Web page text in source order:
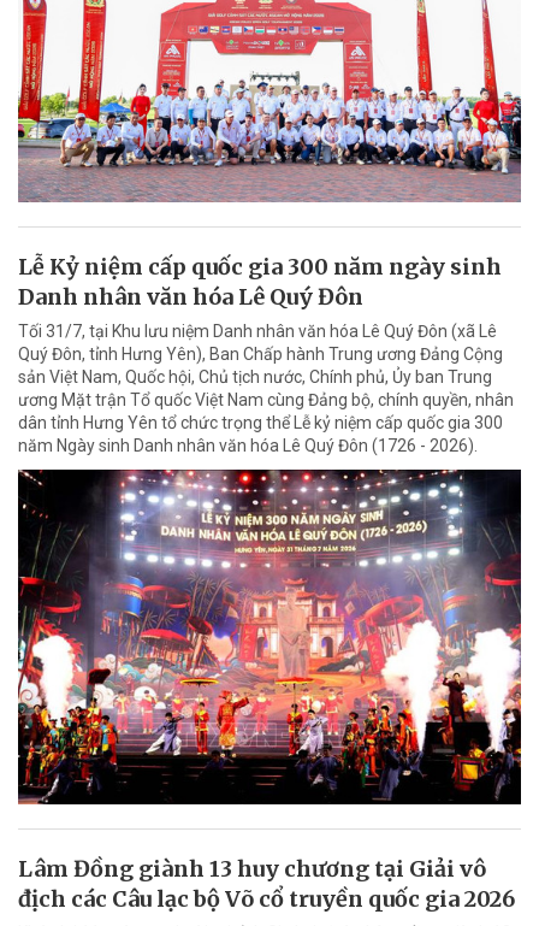
Lễ Kỷ niệm cấp quốc gia 300 năm ngày sinh
Danh nhân văn hóa Lê Quý Đôn
Tối 31/7, tại Khu lưu niệm Danh nhân văn hóa Lê Quý Đôn (xã Lê
Quý Đôn, tỉnh Hưng Yên), Ban Chấp hành Trung ương Đảng Cộng
sản Việt Nam, Quốc hội, Chủ tịch nước, Chính phủ, Ủy ban Trung
ương Mặt trận Tổ quốc Việt Nam cùng Đảng bộ, chính quyền, nhân
dân tỉnh Hưng Yên tổ chức trọng thể Lễ kỷ niệm cấp quốc gia 300
năm Ngày sinh Danh nhân văn hóa Lê Quý Đôn (1726 - 2026).
Lâm Đồng giành 13 huy chương tại Giải vô
địch các Câu lạc bộ Võ cổ truyền quốc gia 2026